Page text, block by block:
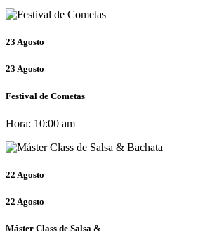
23 Agosto
23 Agosto
Festival de Cometas
Hora: 10:00 am
22 Agosto
22 Agosto
Máster Class de Salsa &